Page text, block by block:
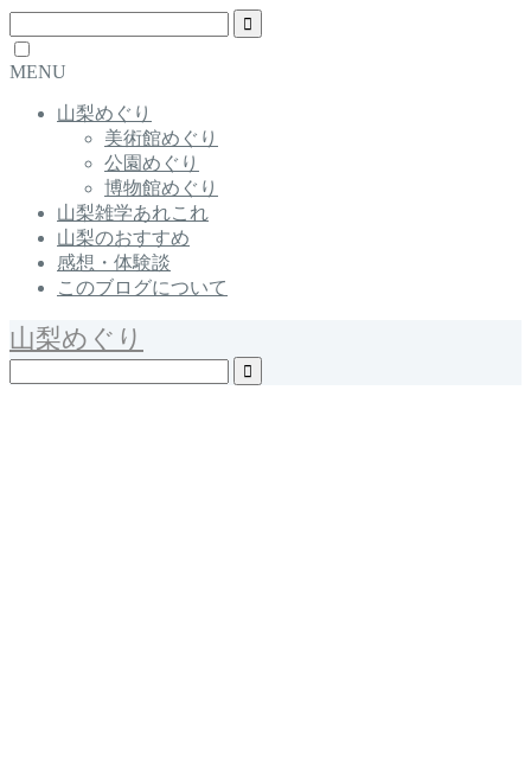
MENU
山梨めぐり
美術館めぐり
公園めぐり
博物館めぐり
山梨雑学あれこれ
山梨のおすすめ
感想・体験談
このブログについて
山梨めぐり